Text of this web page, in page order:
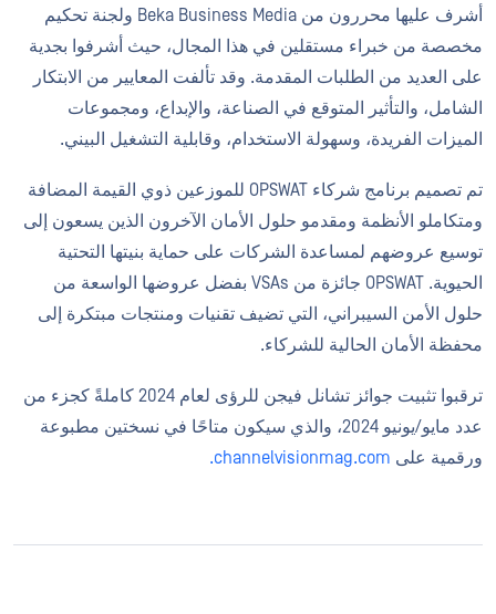
أشرف عليها محررون من Beka Business Media ولجنة تحكيم
مخصصة من خبراء مستقلين في هذا المجال، حيث أشرفوا بجدية
على العديد من الطلبات المقدمة. وقد تألفت المعايير من الابتكار
الشامل، والتأثير المتوقع في الصناعة، والإبداع، ومجموعات
الميزات الفريدة، وسهولة الاستخدام، وقابلية التشغيل البيني.
تم تصميم برنامج شركاء OPSWAT للموزعين ذوي القيمة المضافة
ومتكاملو الأنظمة ومقدمو حلول الأمان الآخرون الذين يسعون إلى
توسيع عروضهم لمساعدة الشركات على حماية بنيتها التحتية
الحيوية. OPSWAT جائزة من VSAs بفضل عروضها الواسعة من
حلول الأمن السيبراني، التي تضيف تقنيات ومنتجات مبتكرة إلى
محفظة الأمان الحالية للشركاء.
ترقبوا تثبيت جوائز تشانل فيجن للرؤى لعام 2024 كاملةً كجزء من
عدد مايو/يونيو 2024، والذي سيكون متاحًا في نسختين مطبوعة
ورقمية على channelvisionmag.com.